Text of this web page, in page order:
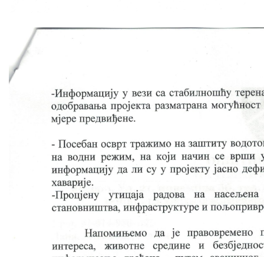
FINANSIJE
PRIVREDA
Poljoprivreda
Turizam
Sport
KONTAKT